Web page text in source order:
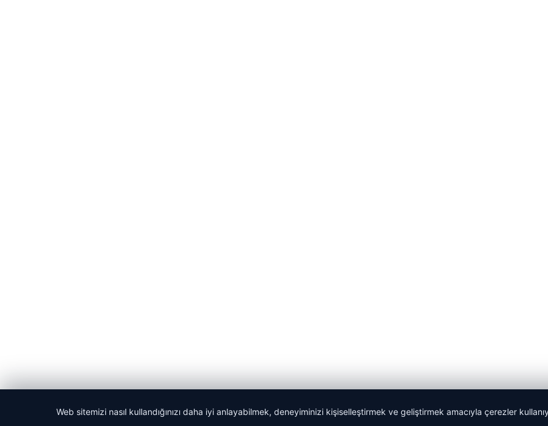
Web sitemizi nasıl kullandığınızı daha iyi anlayabilmek, deneyiminizi kişiselleştirmek ve geliştirmek amacıyla çerezler